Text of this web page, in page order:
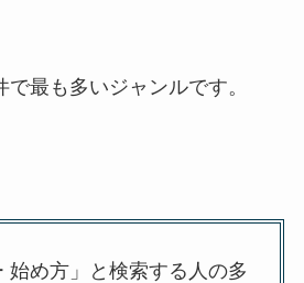
最も多いジャンルです。
始め方」と検索する人の多